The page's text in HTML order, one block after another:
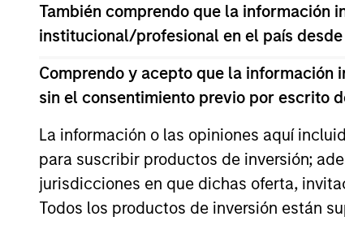
También comprendo que la información
institucional/profesional en el país
Comprendo y acepto que la
sin el consentimiento previo por escrito
La información o las opiniones aquí
para suscribir productos de inversión;
jurisdicciones en que dichas oferta,
Todos los productos de inversión están
Emerging Markets
Leaders Strategy
Global Emerging
Markets Equity
Strategy
Sustainable Emerging
Markets Strategy